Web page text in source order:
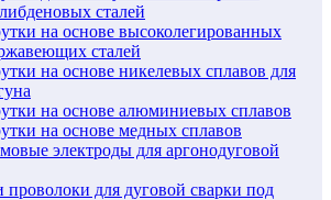
сталей
на основе высоколегированных
сталей
на основе никелевых сплавов для
на основе алюминиевых сплавов
на основе медных сплавов
электроды для аргонодуговой
для дуговой сварки под